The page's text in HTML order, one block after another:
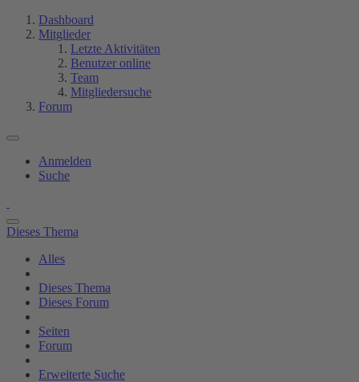
Dashboard
Mitglieder
Letzte Aktivitäten
Benutzer online
Team
Mitgliedersuche
Forum
Anmelden
Suche
Dieses Thema
Alles
Dieses Thema
Dieses Forum
Seiten
Forum
Erweiterte Suche